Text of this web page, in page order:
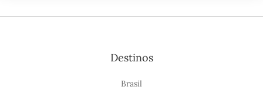
Destinos
Brasil